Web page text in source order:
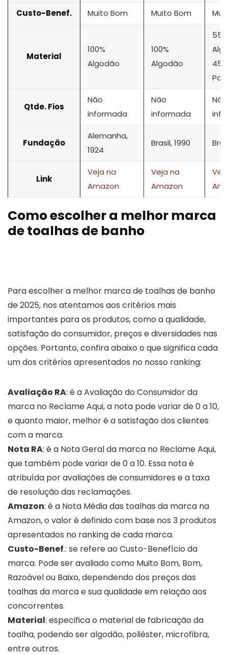
Custo-Benef. Muito Bom Muito Bom
Material
100%
Algodão
100%
Algodão
55%
45%
Qtde. Fios
Não
informada
Não
informada
Não
Fundação
Alemanha,
1924
Brasil, 1990
Link
Veja na
Amazon
Veja na
Amazon
Como escolher a melhor marca
de toalhas de banho
Para escolher a melhor marca de toalhas de banho
de 2025, nos atentamos aos critérios mais
importantes para os produtos, como a qualidade,
satisfação do consumidor, preços e diversidades nas
opções. Portanto, confira abaixo o que significa cada
um dos critérios apresentados no nosso ranking:
Avaliação RA: é a Avaliação do Consumidor da
marca no Reclame Aqui, a nota pode variar de 0 a 10,
e quanto maior, melhor é a satisfação dos clientes
com a marca.
Nota RA: é a Nota Geral da marca no Reclame Aqui,
que também pode variar de 0 a 10. Essa nota é
atribuída por avaliações de consumidores e a taxa
de resolução das reclamações.
Amazon: é a Nota Média das toalhas da marca na
Amazon, o valor é definido com base nos 3 produtos
apresentados no ranking de cada marca.
Custo-Benef.: se refere ao Custo-Benefício da
marca. Pode ser avaliado como Muito Bom, Bom,
Razoável ou Baixo, dependendo dos preços das
toalhas da marca e sua qualidade em relação aos
concorrentes.
Material: especifica o material de fabricação da
toalha, podendo ser algodão, poliéster, microfibra,
entre outros.